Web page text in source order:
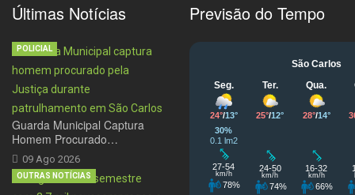
Últimas Notícias
Guarda Municipal Captura
Homem Procurado…
09 Ago 2026
POLICIAL
OUTRAS NOTÍCIAS
Previsão do Tempo